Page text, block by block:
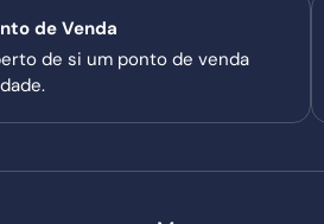
de Venda
de si um ponto de venda